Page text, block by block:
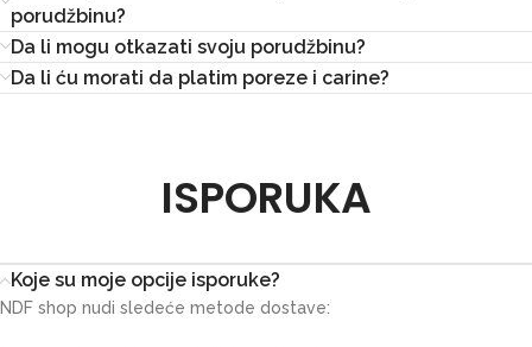
porudžbinu?
Da li mogu otkazati svoju porudžbinu?
Da li ću morati da platim poreze i carine?
ISPORUKA
Koje su moje opcije isporuke?
NDF shop nudi sledeće metode dostave: